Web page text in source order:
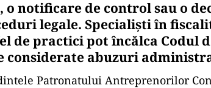
o notificare de control sau o
legale. Specialiști în
de practici pot încălca Codul
considerate abuzuri
Patronatului Antreprenorilor